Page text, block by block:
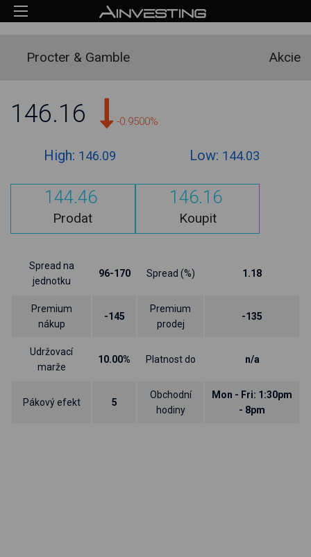
Procter & Gamble Akcie
146.16 -0.9500%
High: 146.09 Low: 144.03
144.46
Prodat
146.16
Koupit
Spread na
jednotku
96-170 Spread (%) 1.18
Premium
nákup
-145
Premium
prodej
-135
Udržovací
marže
10.00% Platnost do n/a
Pákový efekt 5
Obchodní
hodiny
Mon - Fri: 1:30pm
- 8pm